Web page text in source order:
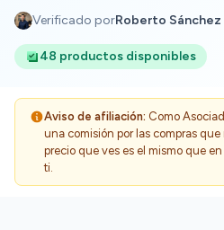
Verificado porRoberto Sánchez
48 productos disponibles
Aviso de afiliación: Como
una comisión por las compras que
precio que ves es el mismo que
ti.